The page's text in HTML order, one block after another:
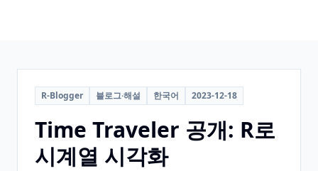
R-Blogger 블로그·해설 한국어 2023-12-18
Time Traveler 공개: R로
시계열 시각화